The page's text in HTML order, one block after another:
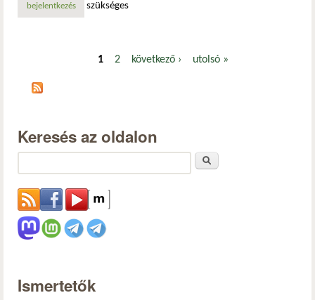
bejelentkezés szükséges
Oldalak
1 2 következő › utolsó »
Keresés az oldalon
Ismertetők